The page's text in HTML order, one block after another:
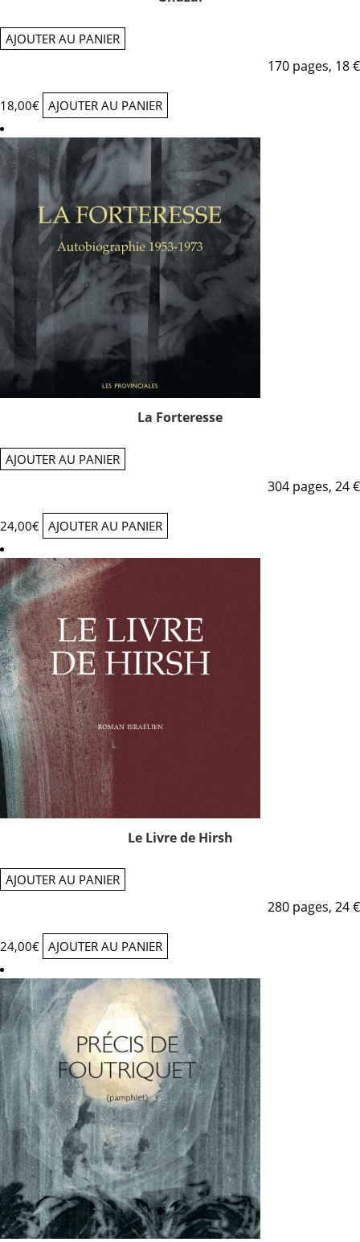
AJOUTER AU PANIER
170 pages, 18 €
18,00€ AJOUTER AU PANIER
La Forteresse
AJOUTER AU PANIER
304 pages, 24 €
24,00€ AJOUTER AU PANIER
Le Livre de Hirsh
AJOUTER AU PANIER
280 pages, 24 €
24,00€ AJOUTER AU PANIER